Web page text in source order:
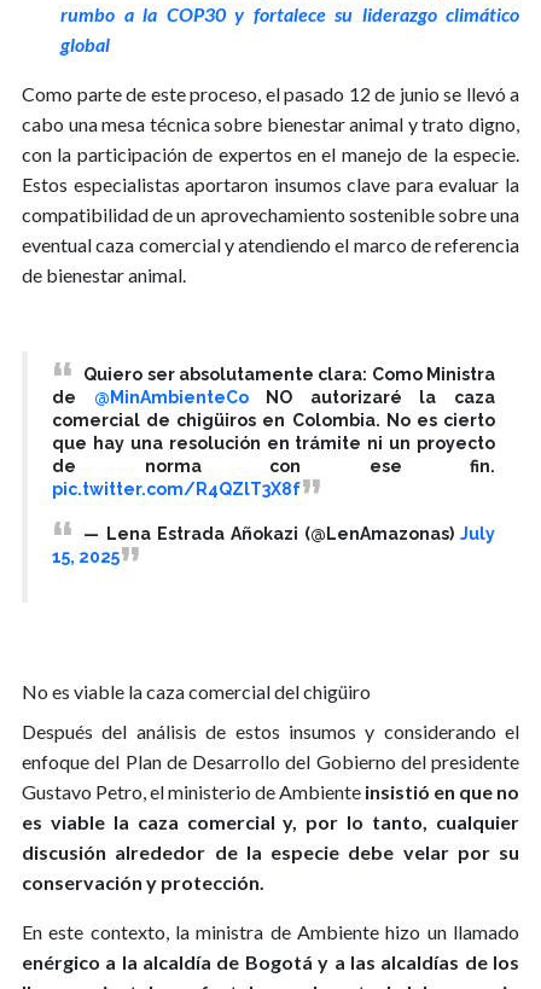
rumbo a la COP30 y fortalece su liderazgo climático
global
Como parte de este proceso, el pasado 12 de junio se llevó a
cabo una mesa técnica sobre bienestar animal y trato digno,
con la participación de expertos en el manejo de la especie.
Estos especialistas aportaron insumos clave para evaluar la
compatibilidad de un aprovechamiento sostenible sobre una
eventual caza comercial y atendiendo el marco de referencia
de bienestar animal.
Quiero ser absolutamente clara: Como Ministra
de @MinAmbienteCoNO autorizaré la caza
comercial de chigüiros en Colombia. No es cierto
que hay una resolución en trámite ni un proyecto
de norma con ese fin.
pic.twitter.com/R4QZlT3X8f
— Lena Estrada Añokazi (@LenAmazonas) July
15, 2025
No es viable la caza comercial del c​​higüiro
Después del análisis de estos insumos y considerando el
enfoque del Plan de Desarrollo del Gobierno del presidente
Gustavo Petro, el ministerio de Ambiente insistió en que no
es viable la caza comercial y, por lo tanto, cualquier
discusión alrededor de la especie debe velar por su
conservación y protección.
En este contexto, la ministra de Ambiente hizo un llamado
enérgico a la alcaldía de Bogotá y a las alcaldías de los